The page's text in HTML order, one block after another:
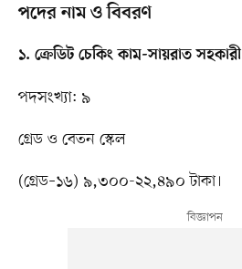
পদের নাম ও বিবরণ
১. ক্রেডিট চেকিং কাম-সায়রাত সহকারী
পদসংখ্যা: ৯
গ্রেড ও বেতন স্কেল
(গ্রেড–১৬) ৯,৩০০-২২,৪৯০ টাকা।